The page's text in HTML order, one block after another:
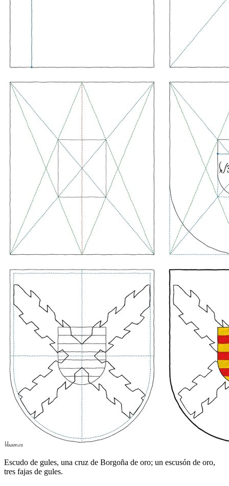
Escudo de gules, una cruz de Borgoña de oro; un escusón de oro,
tres fajas de gules.